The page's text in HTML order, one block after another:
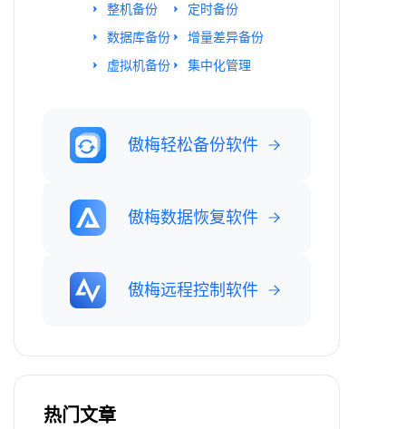
整机备份
数据库备份
虚拟机备份
定时备份
增量差异备份
集中化管理
傲梅轻松备份软件
傲梅数据恢复软件
傲梅远程控制软件
热门文章